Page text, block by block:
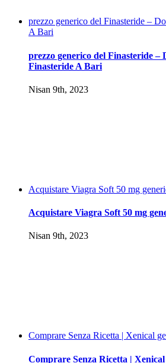
prezzo generico del Finasteride –
A Bari
prezzo generico del Finasteride –
Finasteride A Bari
Nisan 9th, 2023
Acquistare Viagra Soft 50 mg
Acquistare Viagra Soft 50 mg
Nisan 9th, 2023
Comprare Senza Ricetta | Xenical
Comprare Senza Ricetta |